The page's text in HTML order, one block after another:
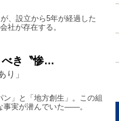
、設立から5年が経過した
社が存在する。
べき〝惨…
り」
」と「地方創生」。この組
事実が潜んでいた――。